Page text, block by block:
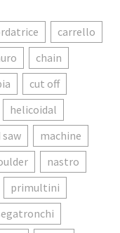
carrello
chain
cut off
helicoidal
machine
nastro
primultini